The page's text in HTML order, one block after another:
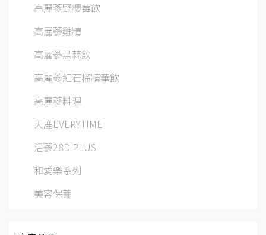
高麗蔘野櫻莓飲
高麗蔘雞精
高麗蔘黑蒜飲
高麗蔘紅石榴精華飲
高麗蔘料理
天鹿EVERYTIME
活蔘28D PLUS
和愛樂系列
美容保養